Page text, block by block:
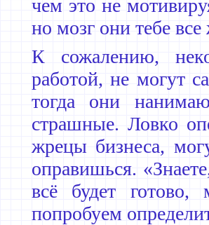
чем это не
но мозг они тебе все
К сожалению,
работой, не могут
тогда они
страшные. Ловко
жрецы бизнеса,
оправишься.
всё будет
попробуем